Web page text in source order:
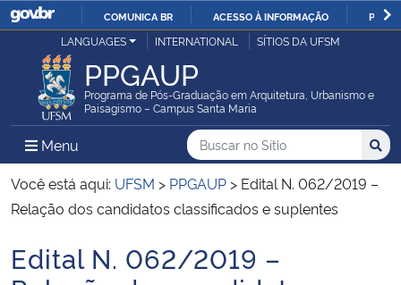
IR
O
CONTEÚDO
COMUNICA BR ACESSO À INFORMAÇÃO
Ministério da Justiça e Segurança Pública
Ministério da Defesa
Ministério das Relações Exteriores
Ministério da Infraestrutura
LANGUAGES INTERNATIONAL SÍTIOS DA UFSM
PPGAUP
Programa de Pós-Graduação em Arquitetura, Urbanismo e
Paisagismo – Campus Santa Maria
Menu Menu Principal do Sítio
Busca
Buscar no no Sítio
Busca:
Você está aqui: UFSM > PPGAUP > Edital N. 062/2019 –
Relação dos candidatos classificados e suplentes
Início do conteúdo
Edital N. 062/2019 –